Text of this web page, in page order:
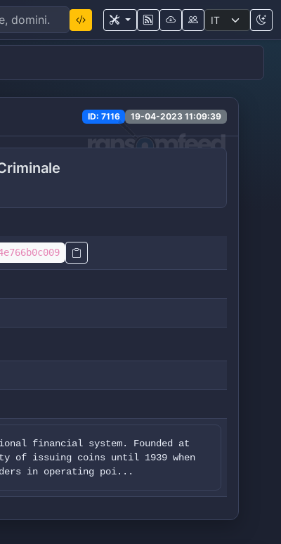
ID: 7116 19-04-2023 11:09:39
financial system. Founded at
of issuing coins until 1939 when
in operating poi...